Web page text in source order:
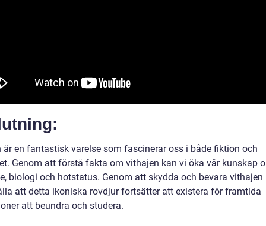
är en fantastisk varelse som fascinerar oss i både fiktion och
Genom att förstå fakta om vithajen kan vi öka vår kunskap
biologi och hotstatus. Genom att skydda och bevara vithajen
att detta ikoniska rovdjur fortsätter att existera för framtida
att beundra och studera.